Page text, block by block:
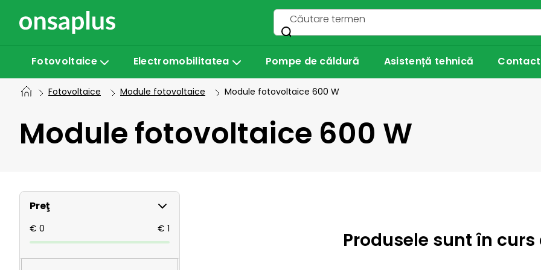
conținut
Fotovoltaice Electromobilitatea Pompe de căldură Asistență tehnică Contact
Fotovoltaice Module fotovoltaice Module fotovoltaice 600 W
Module fotovoltaice 600 W
B
a
Preţ
€ 0 € 1 Produsele sunt în